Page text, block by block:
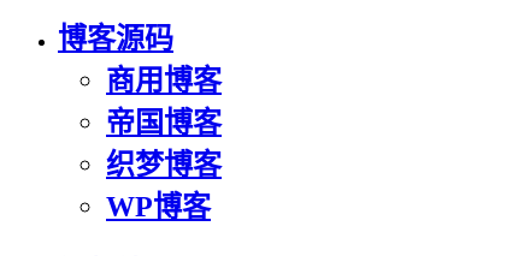
博客源码
商用博客
帝国博客
织梦博客
WP博客